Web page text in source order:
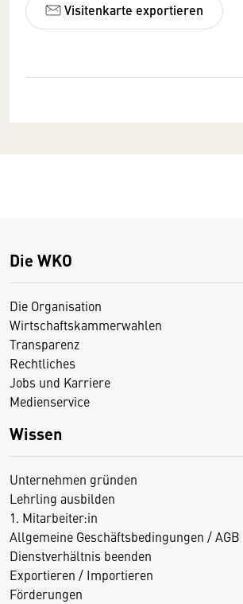
Visitenkarte exportieren
Die WKO
Die Organisation
Wirtschaftskammerwahlen
Transparenz
Rechtliches
Jobs und Karriere
Medienservice
Wissen
Unternehmen gründen
Lehrling ausbilden
1. Mitarbeiter:in
Allgemeine Geschäftsbedingungen / AGB
Dienstverhältnis beenden
Exportieren / Importieren
Förderungen